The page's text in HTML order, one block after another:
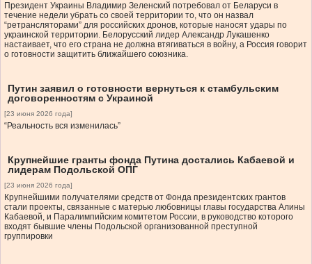
Президент Украины Владимир Зеленский потребовал от Беларуси в
течение недели убрать со своей территории то, что он назвал
“ретрансляторами” для российских дронов, которые наносят удары по
украинской территории. Белорусский лидер Александр Лукашенко
настаивает, что его страна не должна втягиваться в войну, а Россия говорит
о готовности защитить ближайшего союзника.
Путин заявил о готовности вернуться к стамбульским
договоренностям с Украиной
[23 июня 2026 года]
“Реальность вся изменилась”
Крупнейшие гранты фонда Путина достались Кабаевой и
лидерам Подольской ОПГ
[23 июня 2026 года]
Крупнейшими получателями средств от Фонда президентских грантов
стали проекты, связанные с матерью любовницы главы государства Алины
Кабаевой, и Паралимпийским комитетом России, в руководство которого
входят бывшие члены Подольской организованной преступной
группировки